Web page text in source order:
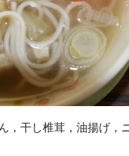
，干し椎茸，油揚げ，